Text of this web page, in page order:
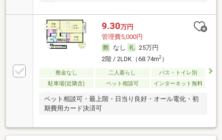
相談
9.30万円
管理費5,000円
なし
25万円
2階 / 2LDK（68.74m2）
敷金なし 二人暮らし
バス・トイレ別
駐車場(近隣含)
ペット相談可 インターネット無料
ペット相談可・最上階・日当り良好・オール電化・初
期費用カード決済可